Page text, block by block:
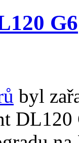
G6
byl
DL120